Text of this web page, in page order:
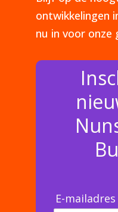
ontwikkelingen
nu in voor onze
E-